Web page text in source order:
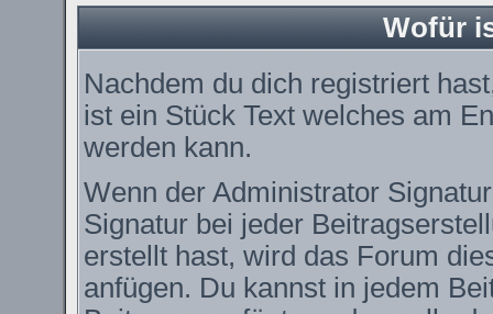
Wofür
Nachdem du dich registriert
ist ein Stück Text welches am
werden kann.
Wenn der Administrator
Signatur bei jeder
erstellt hast, wird das Forum
anfügen. Du kannst in jedem